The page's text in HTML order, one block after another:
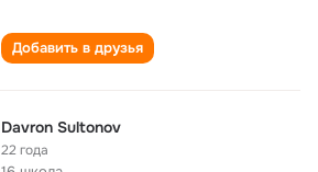
Добавить в друзья
Davron Sultonov
22 года